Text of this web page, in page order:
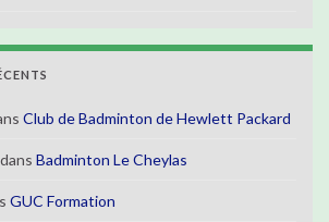
Club de Badminton de Hewlett Packard
dans Badminton Le Cheylas
GUC Formation